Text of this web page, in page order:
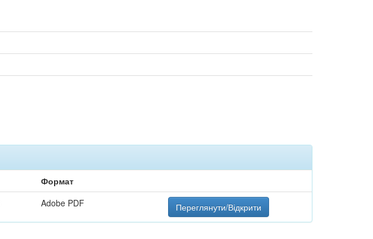
Формат
Adobe PDF Переглянути/Відкрити